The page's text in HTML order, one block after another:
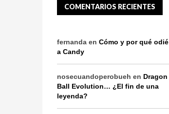
COMENTARIOS RECIENTES
fernanda en Cómo y por qué odié
a Candy
nosecuandoperobueh en Dragon
Ball Evolution… ¿El fin de una
leyenda?